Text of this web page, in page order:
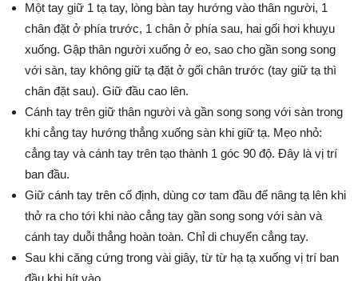
Một tay giữ 1 tạ tay, lòng bàn tay hướng vào thân người, 1
chân đặt ở phía trước, 1 chân ở phía sau, hai gối hơi khuỵu
xuống. Gập thân người xuống ở eo, sao cho gần song song
với sàn, tay không giữ tạ đặt ở gối chân trước (tay giữ tạ thì
chân đặt sau). Giữ đầu cao lên.
Cánh tay trên giữ thân người và gần song song với sàn trong
khi cẳng tay hướng thẳng xuống sàn khi giữ tạ. Mẹo nhỏ:
cẳng tay và cánh tay trên tạo thành 1 góc 90 độ. Đây là vị trí
ban đầu.
Giữ cánh tay trên cố định, dùng cơ tam đầu để nâng tạ lên khi
thở ra cho tới khi nào cẳng tay gần song song với sàn và
cánh tay duỗi thẳng hoàn toàn. Chỉ di chuyển cẳng tay.
Sau khi căng cứng trong vài giây, từ từ hạ tạ xuống vị trí ban
đầu khi hít vào.